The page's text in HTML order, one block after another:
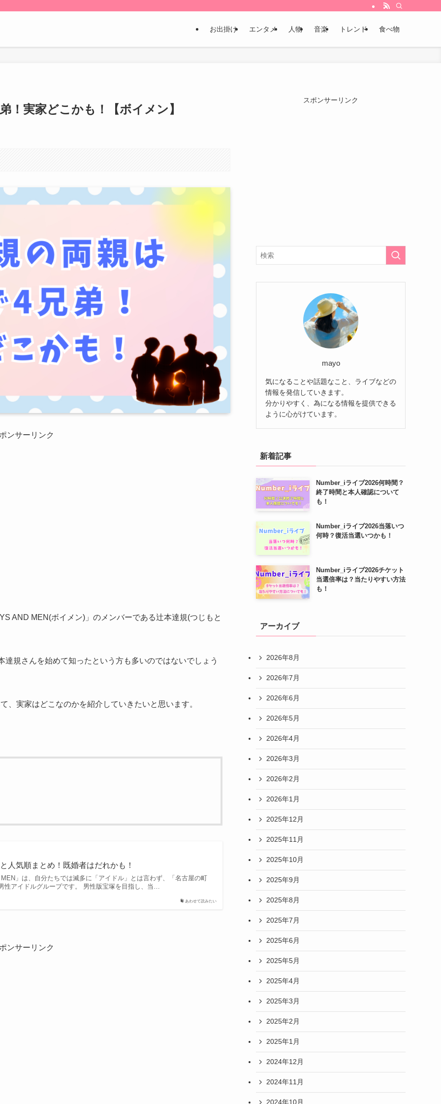
お出掛け エンタメ 人物 音楽 トレンド 食べ物
！実家どこかも！【ボイメン】
ンサーリンク
AND MEN(ボイメン)」のメンバーである辻本達規(つじもと
規さんを始めて知ったという方も多いのではないでしょう
、実家はどこなのかを紹介していきたいと思います。
あわせて読みたい
人気順まとめ！既婚者はだれかも！
」は、自分たちでは滅多に「アイドル」とは言わず、「名古屋の町
性アイドルグループです。 男性版宝塚を目指し、当…
ンサーリンク
スポンサーリンク
mayo
気になることや話題なこと、ライブなどの
情報を発信していきます。
分かりやすく、為になる情報を提供できる
ように心がけています。
新着記事
Number_iライブ2026何時間？
終了時間と本人確認について
も！
Number_iライブ2026当落いつ
何時？復活当選いつかも！
Number_iライブ2026チケット
当選倍率は？当たりやすい方法
も！
アーカイブ
2026年8月
2026年7月
2026年6月
2026年5月
2026年4月
2026年3月
2026年2月
2026年1月
2025年12月
2025年11月
2025年10月
2025年9月
2025年8月
2025年7月
2025年6月
2025年5月
2025年4月
2025年3月
2025年2月
2025年1月
2024年12月
2024年11月
2024年10月